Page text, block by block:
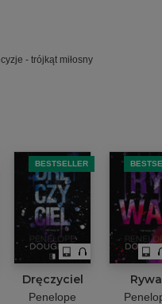
- trójkąt miłosny
BESTSELLER
Dręczyciel
Penelope